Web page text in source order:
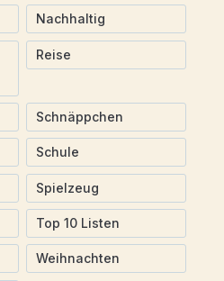
Nachhaltig
Reise
Schnäppchen
Schule
Spielzeug
Top 10 Listen
Weihnachten